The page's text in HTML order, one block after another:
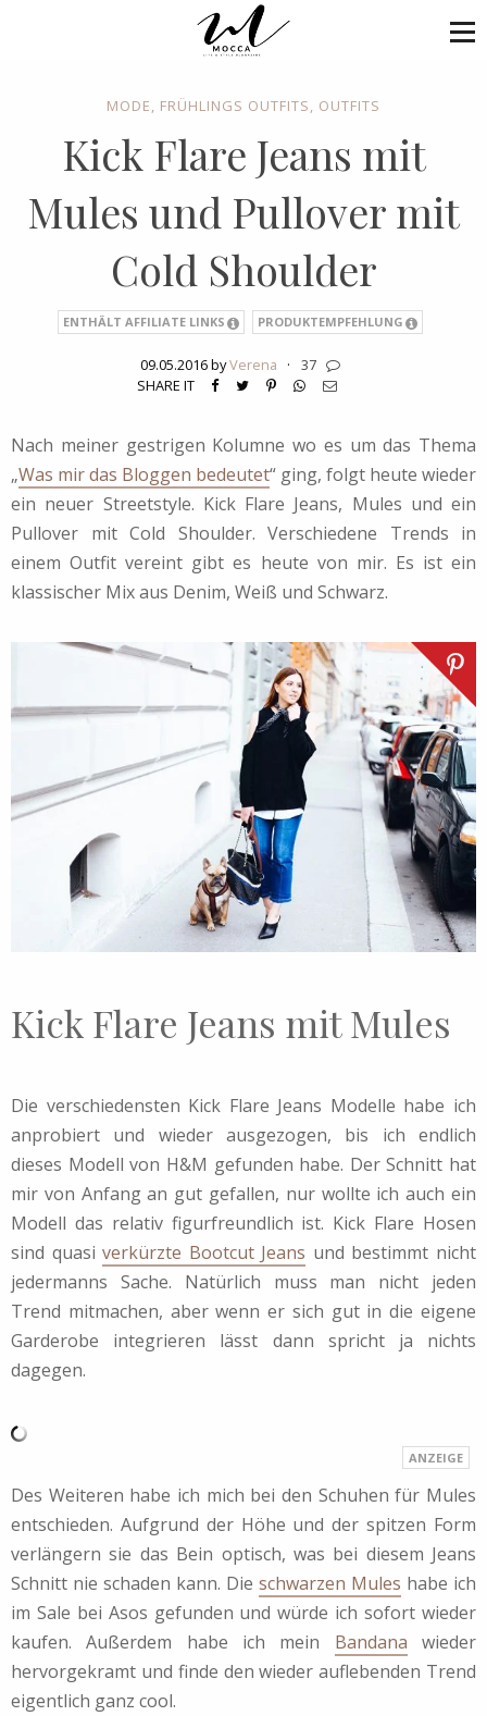
MODE, FRÜHLINGS OUTFITS, OUTFITS
Kick Flare Jeans mit
Mules und Pullover mit
Cold Shoulder
ENTHÄLT AFFILIATE LINKS PRODUKTEMPFEHLUNG
09.05.2016 byVerena ·
37
SHARE IT
Nach meiner gestrigen Kolumne wo es um das Thema
„Was mir das Bloggen bedeutet“ ging, folgt heute wieder
ein neuer Streetstyle. Kick Flare Jeans, Mules und ein
Pullover mit Cold Shoulder. Verschiedene Trends in
einem Outfit vereint gibt es heute von mir. Es ist ein
klassischer Mix aus Denim, Weiß und Schwarz.
Kick Flare Jeans mit Mules
Die verschiedensten Kick Flare Jeans Modelle habe ich
anprobiert und wieder ausgezogen, bis ich endlich
dieses Modell von H&M gefunden habe. Der Schnitt hat
mir von Anfang an gut gefallen, nur wollte ich auch ein
Modell das relativ figurfreundlich ist. Kick Flare Hosen
sind quasiverkürzte Bootcut Jeans und bestimmt nicht
jedermanns Sache. Natürlich muss man nicht jeden
Trend mitmachen, aber wenn er sich gut in die eigene
Garderobe integrieren lässt dann spricht ja nichts
dagegen.
Des Weiteren habe ich mich bei den Schuhen für Mules
entschieden. Aufgrund der Höhe und der spitzen Form
verlängern sie das Bein optisch, was bei diesem Jeans
Schnitt nie schaden kann. Die schwarzen Mules habe ich
im Sale bei Asos gefunden und würde ich sofort wieder
kaufen. Außerdem habe ich mein Bandana wieder
hervorgekramt und finde den wieder auflebenden Trend
eigentlich ganz cool.